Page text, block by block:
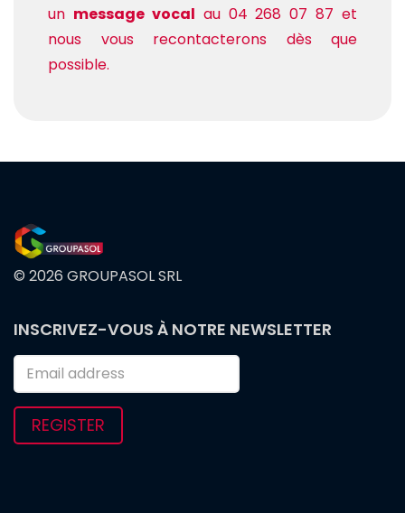
un message vocal au 04 268 07 87 et
nous vous recontacterons dès que
possible.
© 2026 GROUPASOL SRL
FOOTER
MENU
INSCRIVEZ-VOUS À NOTRE NEWSLETTER
REGISTER